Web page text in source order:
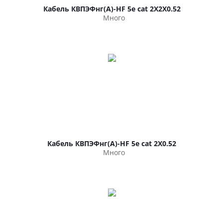
Кабель КВПЭФнг(А)-HF 5е cat 2Х2Х0.52
Много
Кабель КВПЭФнг(А)-HF 5е cat 2Х0.52
Много